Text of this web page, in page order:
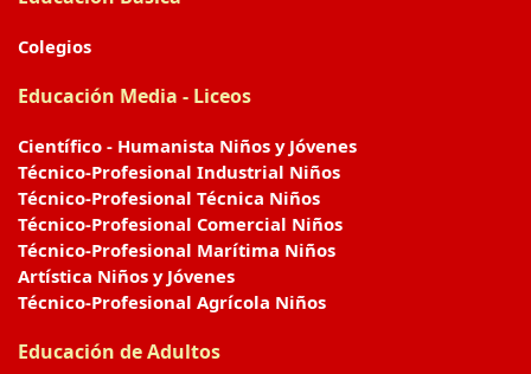
Colegios
Educación Media - Liceos
Científico - Humanista Niños y Jóvenes
Técnico-Profesional Industrial Niños
Técnico-Profesional Técnica Niños
Técnico-Profesional Comercial Niños
Técnico-Profesional Marítima Niños
Artística Niños y Jóvenes
Técnico-Profesional Agrícola Niños
Educación de Adultos